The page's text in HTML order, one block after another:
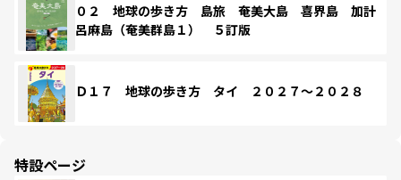
０２ 地球の歩き方 島旅 奄美大島 喜界島 加計
呂麻島（奄美群島１） ５訂版
Ｄ１７ 地球の歩き方 タイ ２０２７～２０２８
特設ページ